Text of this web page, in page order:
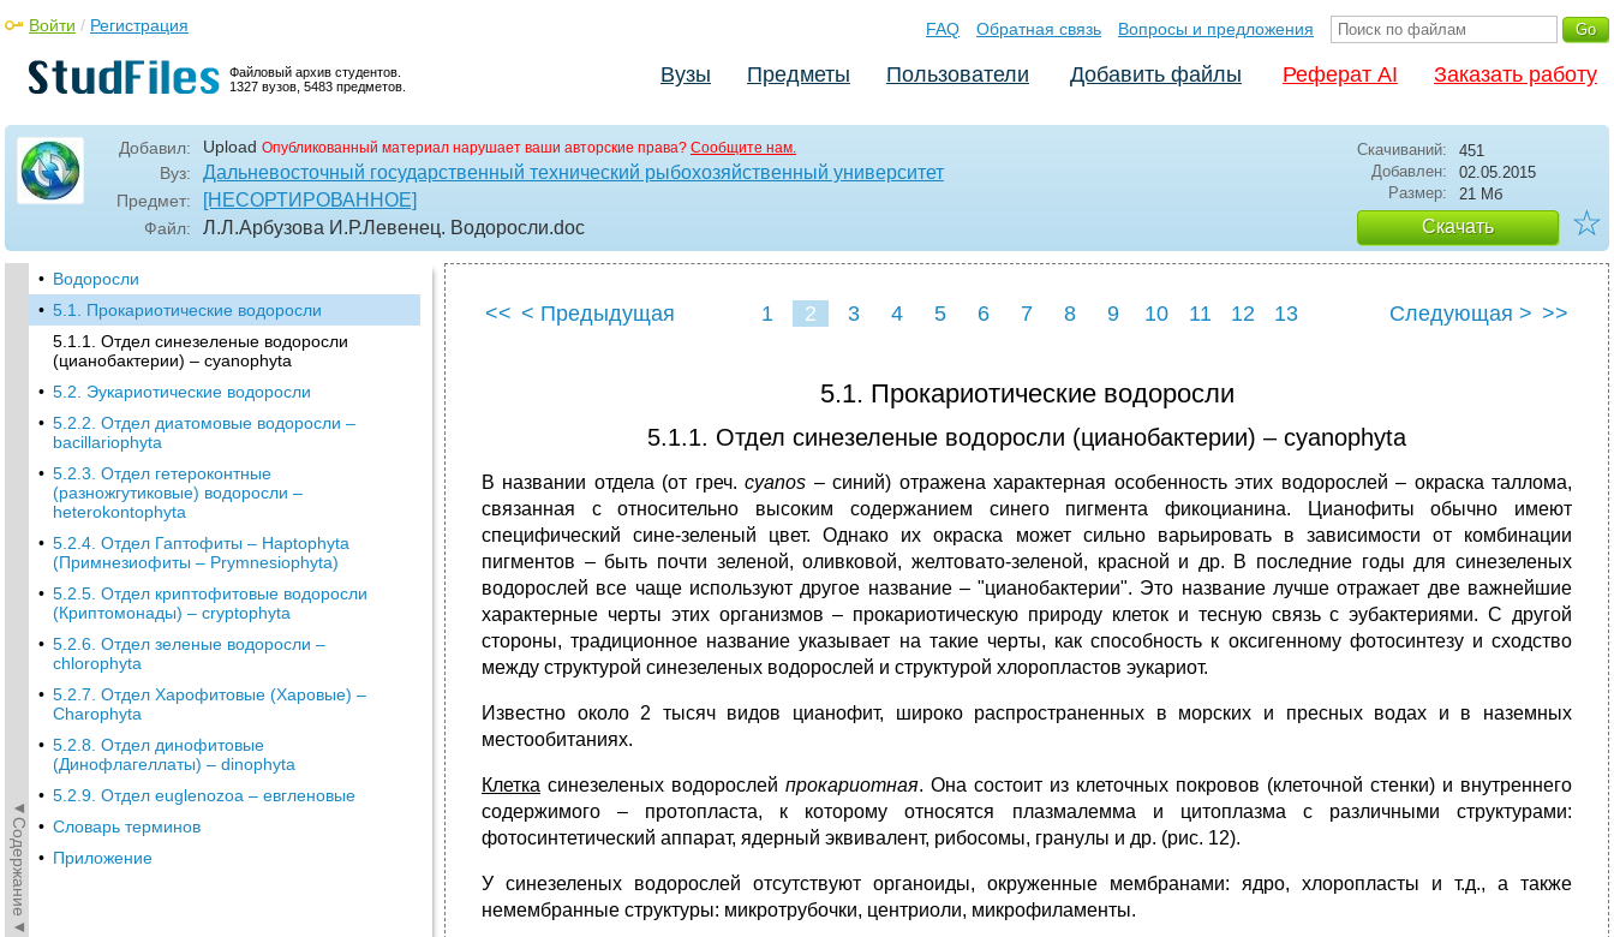
Файловый архив студентов.
1327 вузов, 5483 предметов.
Войти / Регистрация FAQ Обратная связь Вопросы и предложения
Вузы Предметы Пользователи Добавить файлы Реферат AI Заказать работу
Добавил: Upload Опубликованный материал нарушает ваши авторские права? Сообщите нам.
Вуз: Дальневосточный государственный технический рыбохозяйственный университет
Предмет: [НЕСОРТИРОВАННОЕ]
Файл: Л.Л.Арбузова И.Р.Левенец. Водоросли.doc
Скачиваний:
451
Добавлен:
02.05.2015
Размер:
21 Мб
Скачать ☆
◄Содержание◄
• Водоросли
• 5.1. Прокариотические водоросли
5.1.1. Отдел синезеленые водоросли
(цианобактерии) – cyanophyta
• 5.2. Эукариотические водоросли
• 5.2.2. Отдел диатомовые водоросли –
bacillariophyta
• 5.2.3. Отдел гетероконтные
(разножгутиковые) водоросли –
heterokontophyta
• 5.2.4. Отдел Гаптофиты – Haptophyta
(Примнезиофиты – Prymnesiophyta)
• 5.2.5. Отдел криптофитовые водоросли
(Криптомонады) – cryptophyta
• 5.2.6. Отдел зеленые водоросли –
chlorophyta
• 5.2.7. Отдел Харофитовые (Харовые) –
Charophyta
• 5.2.8. Отдел динофитовые
(Динофлагеллаты) – dinophyta
• 5.2.9. Отдел euglenozoa – евгленовые
• Словарь терминов
• Приложение
<< < Предыдущая 1 2 3 4 5 6 7 8 9 10 11 12 13 Следующая > >>
5.1. Прокариотические водоросли
5.1.1. Отдел синезеленые водоросли (цианобактерии) – cyanophyta
В названии отдела (от греч.cyanos – синий) отражена характерная особенность этих водорослей – окраска таллома,
связанная с относительно высоким содержанием синего пигмента фикоцианина. Цианофиты обычно имеют
специфический сине-зеленый цвет. Однако их окраска может сильно варьировать в зависимости от комбинации
пигментов – быть почти зеленой, оливковой, желтовато-зеленой, красной и др. В последние годы для синезеленых
водорослей все чаще используют другое название – "цианобактерии". Это название лучше отражает две важнейшие
характерные черты этих организмов – прокариотическую природу клеток и тесную связь с эубактериями. С другой
стороны, традиционное название указывает на такие черты, как способность к оксигенному фотосинтезу и сходство
между структурой синезеленых водорослей и структурой хлоропластов эукариот.
Известно около 2 тысяч видов цианофит, широко распространенных в морских и пресных водах и в наземных
местообитаниях.
Клетка синезеленых водорослей прокариотная. Она состоит из клеточных покровов (клеточной стенки) и внутреннего
содержимого – протопласта, к которому относятся плазмалемма и цитоплазма с различными структурами:
фотосинтетический аппарат, ядерный эквивалент, рибосомы, гранулы и др. (рис. 12).
У синезеленых водорослей отсутствуют органоиды, окруженные мембранами: ядро, хлоропласты и т.д., а также
немембранные структуры: микротрубочки, центриоли, микрофиламенты.